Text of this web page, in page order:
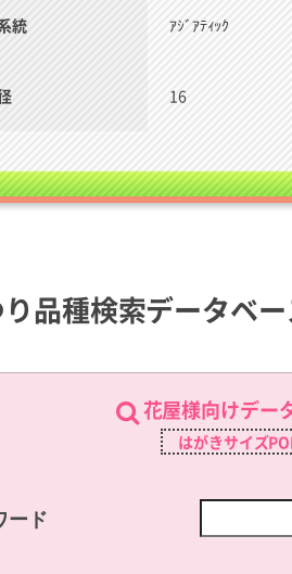
統 ｱｼﾞｱﾃｨｯｸ
16
り品種検索データベ
花屋様向けデー
はがきサイズ
ード